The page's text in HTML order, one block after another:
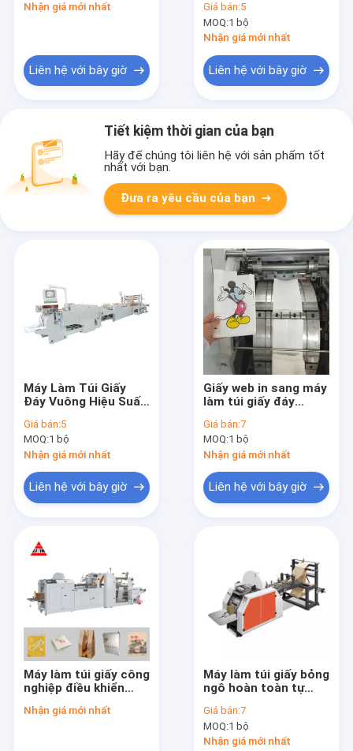
máy in CMYK Flexo lý
Nhận giá mới nhất
Liên hệ với bây giờ
vuông
330/330L/330XL#CE
Chứng nhận ISO SGS
Giá bán:5
MOQ:1 bộ
Nhận giá mới nhất
Liên hệ với bây giờ
Tiết kiệm thời gian của bạn
Hãy để chúng tôi liên hệ với sản phẩm tốt
nhất với bạn.
Đưa ra yêu cầu của bạn
Máy Làm Túi Giấy
Đáy Vuông Hiệu Suất
Làm Túi Giấy Đáy
Vuông 570-1630mm
Giá bán:5
MOQ:1 bộ
Nhận giá mới nhất
Liên hệ với bây giờ
Giấy web in sang máy
làm túi giấy đáy
Giá bán:7
MOQ:1 bộ
Nhận giá mới nhất
Liên hệ với bây giờ
Máy làm túi giấy công
nghiệp điều khiển
phù hợp cho sản xuất
Nhận giá mới nhất
Máy làm túi giấy bỏng
ngô hoàn toàn tự
thực phẩm Kraft tốc
độ cao 380V Lò vi
sóng
Giá bán:7
MOQ:1 bộ
Nhận giá mới nhất